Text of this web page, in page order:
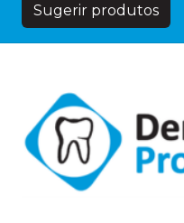
Sugerir produtos